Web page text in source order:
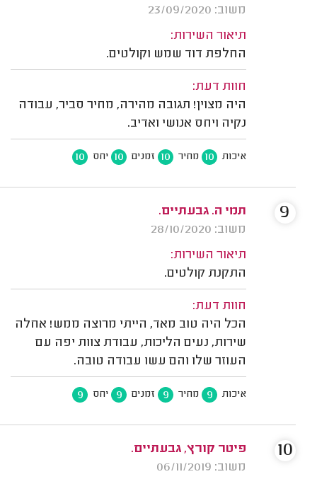
משוב: 23/09/2020
תיאור השירות:
החלפת דוד שמש וקולטים.
חוות דעת:
היה מצוין! תגובה מהירה, מחיר סביר, עבודה
נקיה ויחס אנושי ואדיב.
איכות 10 מחיר 10 זמנים 10 יחס 10
תמי ה. גבעתיים.
משוב: 28/10/2020
תיאור השירות:
התקנת קולטים.
חוות דעת:
הכל היה טוב מאד, הייתי מרוצה ממש! אחלה
שירות, נעים הליכות, עבודת צוות יפה עם
העוזר שלו והם עשו עבודה טובה.
איכות 9 מחיר 9 זמנים 9 יחס 9
9
פיטר קורץ, גבעתיים.
משוב: 06/11/2019
10